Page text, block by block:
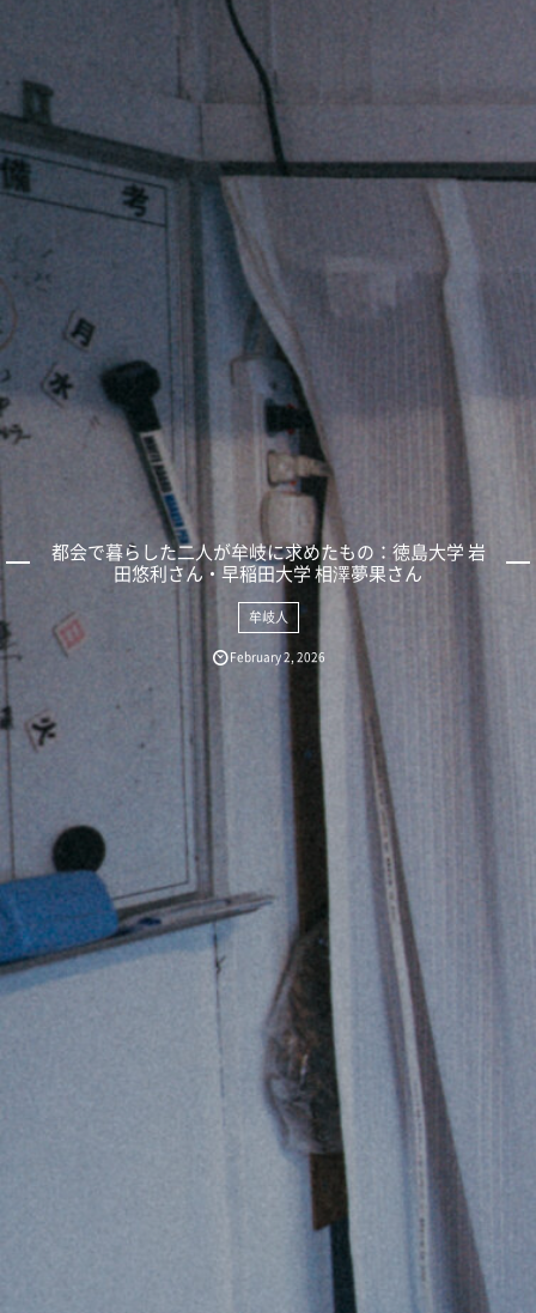
都会で暮らした二人が牟岐に求めたもの：徳島大学 岩
田悠利さん・早稲田大学 相澤夢果さん
牟岐人
February2,2026